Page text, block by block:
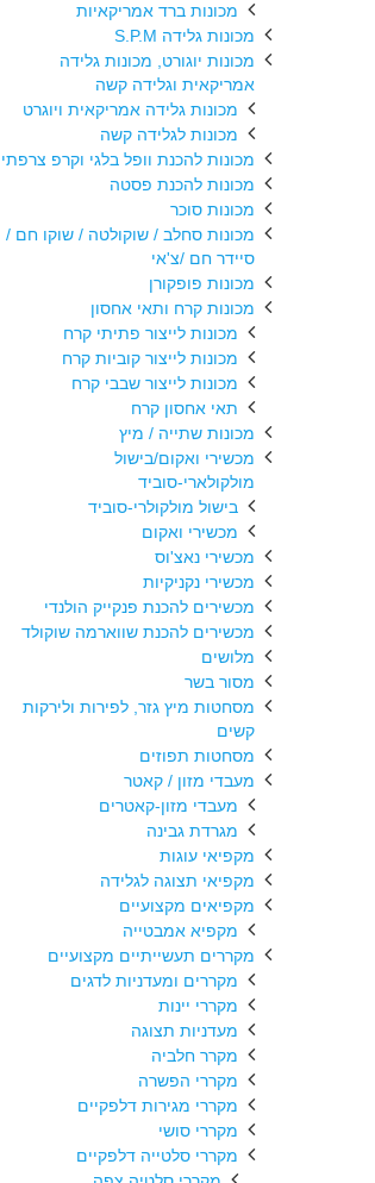
מכונות ברד אמריקאיות
מכונות גלידה S.P.M
מכונות יוגורט, מכונות גלידה
אמריקאית וגלידה קשה
מכונות גלידה אמריקאית ויוגרט
מכונות לגלידה קשה
מכונות להכנת וופל בלגי וקרפ צרפתי
מכונות להכנת פסטה
מכונות סוכר
מכונות סחלב / שוקולטה / שוקו חם /
סיידר חם /צ'אי
מכונות פופקורן
מכונות קרח ותאי אחסון
מכונות לייצור פתיתי קרח
מכונות לייצור קוביות קרח
מכונות לייצור שבבי קרח
תאי אחסון קרח
מכונות שתייה / מיץ
מכשירי ואקום/בישול
מולקולארי-סוביד
בישול מולקולרי-סוביד
מכשירי ואקום
מכשירי נאצ'וס
מכשירי נקניקיות
מכשירים להכנת פנקייק הולנדי
מכשירים להכנת שווארמה שוקולד
מלושים
מסור בשר
מסחטות מיץ גזר, לפירות ולירקות
קשים
מסחטות תפוזים
מעבדי מזון / קאטר
מעבדי מזון-קאטרים
מגרדת גבינה
מקפיאי עוגות
מקפיאי תצוגה לגלידה
מקפיאים מקצועיים
מקפיא אמבטייה
מקררים תעשייתיים מקצועיים
מקררים ומעדניות לדגים
מקררי יינות
מעדניות תצוגה
מקרר חלביה
מקררי הפשרה
מקררי מגירות דלפקיים
מקררי סושי
מקררי סלטייה דלפקיים